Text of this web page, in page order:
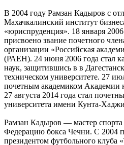
В 2004 году Рамзан Кадыров с
Махачкалинский институт
«юриспруденция». 18 января
присвоено звание почетного
организации «Российская
(РАЕН). 24 июня 2006 года стал
наук, защитившись в в
техническом университете. 27
почетным академиком Академии
27 августа 2014 года стал
университета имени Кунта-
Рамзан Кадыров — мастер спорта
Федерацию бокса Чечни. С 2004
президентом футбольного клуба